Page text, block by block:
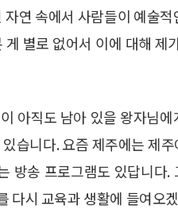
자연 속에서 사람들이 예술
게 별로 없어서 이에 대해 제
아직도 남아 있을 왕자님
습니다. 요즘 제주에는 제
방송 프로그램도 있답니다
다시 교육과 생활에 들여오